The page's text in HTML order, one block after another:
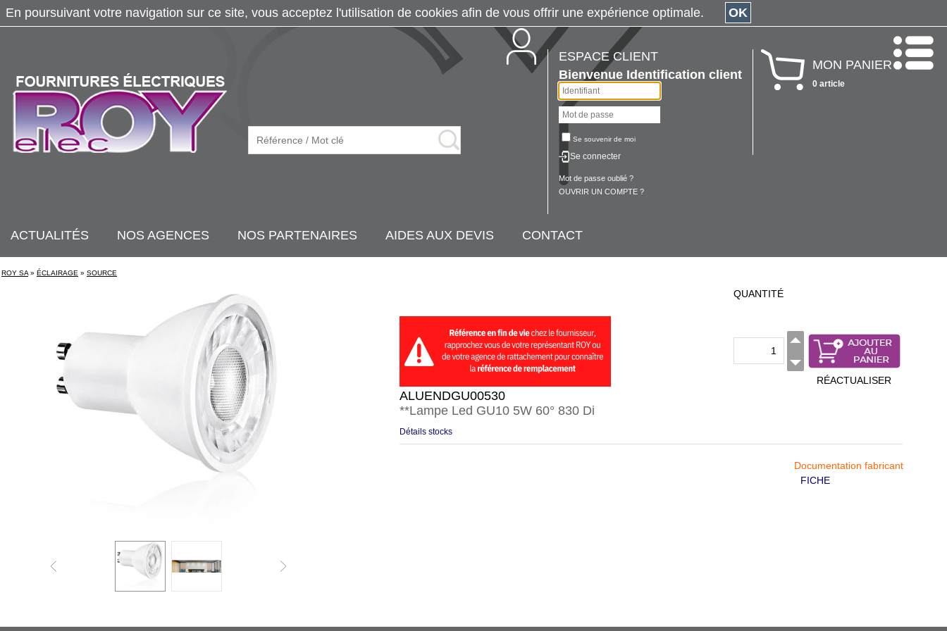
ESPACE CLIENT
Bienvenue Identification client
Se souvenir de moi
Se connecter
Mot de passe oublié ?
OUVRIR UN COMPTE ?
MON PANIER
0 article
ACTUALITÉS NOS AGENCES NOS PARTENAIRES AIDES AUX DEVIS CONTACT
ROY SA » ÉCLAIRAGE » SOURCE
ALUENDGU00530
**Lampe Led GU10 5W 60° 830 Di
QUANTITÉ
RÉACTUALISER
Détails stocks
Documentation fabricant
FICHE
En poursuivant votre navigation sur ce site, vous acceptez l'utilisation de cookies afin de vous offrir une expérience optimale. OK